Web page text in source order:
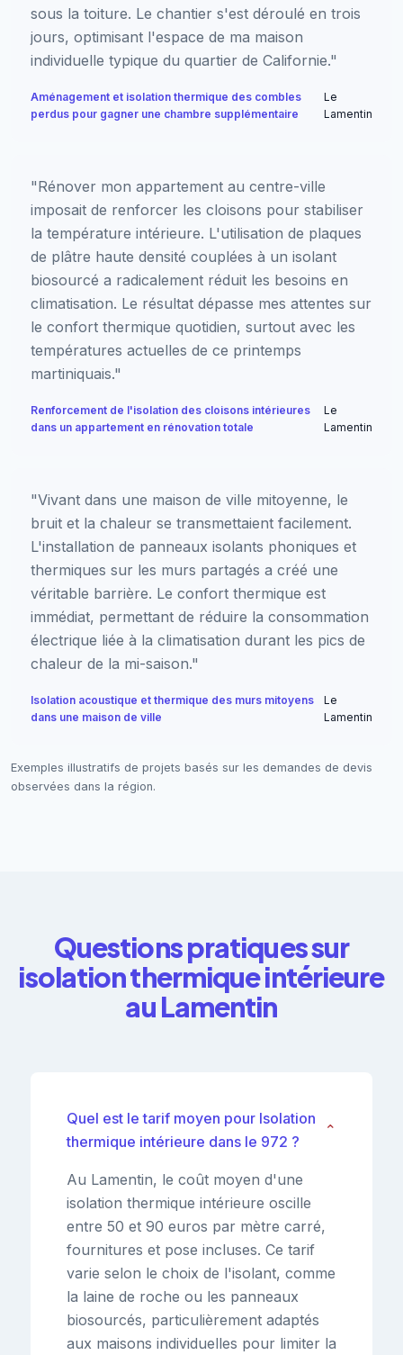
sous la toiture. Le chantier s'est déroulé en trois
jours, optimisant l'espace de ma maison
individuelle typique du quartier de Californie."
Aménagement et isolation thermique des combles
perdus pour gagner une chambre supplémentaire
Le
Lamentin
"Rénover mon appartement au centre-ville
imposait de renforcer les cloisons pour stabiliser
la température intérieure. L'utilisation de plaques
de plâtre haute densité couplées à un isolant
biosourcé a radicalement réduit les besoins en
climatisation. Le résultat dépasse mes attentes sur
le confort thermique quotidien, surtout avec les
températures actuelles de ce printemps
martiniquais."
Renforcement de l'isolation des cloisons intérieures
dans un appartement en rénovation totale
Le
Lamentin
"Vivant dans une maison de ville mitoyenne, le
bruit et la chaleur se transmettaient facilement.
L'installation de panneaux isolants phoniques et
thermiques sur les murs partagés a créé une
véritable barrière. Le confort thermique est
immédiat, permettant de réduire la consommation
électrique liée à la climatisation durant les pics de
chaleur de la mi-saison."
Isolation acoustique et thermique des murs mitoyens
dans une maison de ville
Le
Lamentin
Exemples illustratifs de projets basés sur les demandes de devis
observées dans la région.
Questions pratiques sur
isolation thermique intérieure
au Lamentin
Quel est le tarif moyen pour Isolation
thermique intérieure dans le 972 ?
⌄
Au Lamentin, le coût moyen d'une
isolation thermique intérieure oscille
entre 50 et 90 euros par mètre carré,
fournitures et pose incluses. Ce tarif
varie selon le choix de l'isolant, comme
la laine de roche ou les panneaux
biosourcés, particulièrement adaptés
aux maisons individuelles pour limiter la